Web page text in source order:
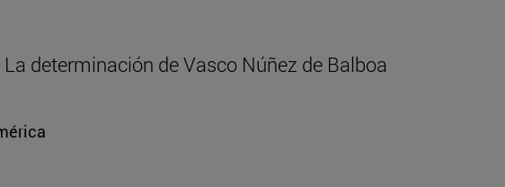
determinación de Vasco Núñez de Balboa